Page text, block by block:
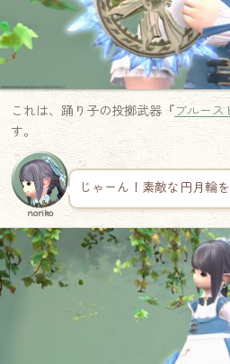
これは、踊り子の投擲武器『ブルース
す。
noriko
じゃーん！素敵な円月輪